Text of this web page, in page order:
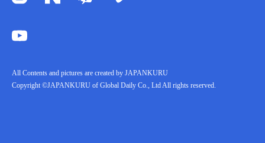
All Contents and pictures are created by JAPANKURU
Copyright ©JAPANKURU of Global Daily Co., Ltd All rights reserved.